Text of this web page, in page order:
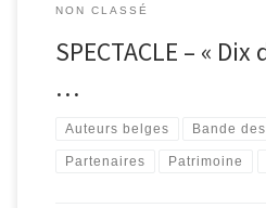
NON CLASSÉ
SPECTACLE – « Dix
…
Auteurs belges Bande
Partenaires Patrimoine